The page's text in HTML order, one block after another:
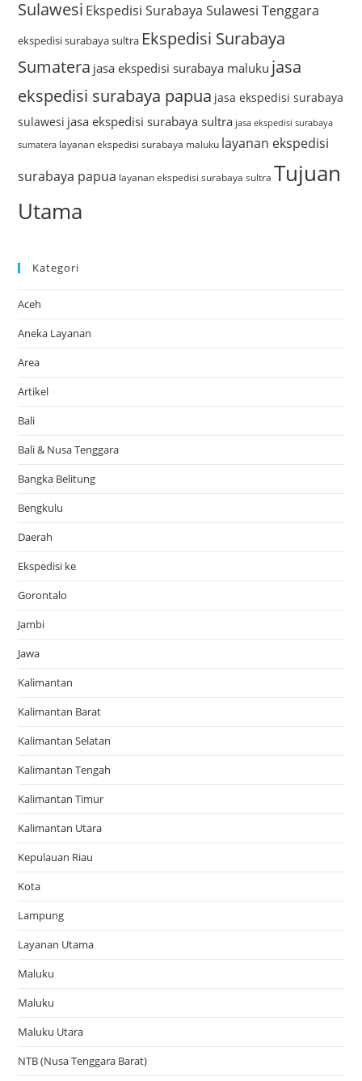
Sulawesi Ekspedisi Surabaya Sulawesi Tenggara
ekspedisi surabaya sultra Ekspedisi Surabaya
Sumatera jasa ekspedisi surabaya maluku jasa
ekspedisi surabaya papua jasa ekspedisi surabaya
sulawesi jasa ekspedisi surabaya sultra jasa ekspedisi surabaya
sumatera layanan ekspedisi surabaya maluku layanan ekspedisi
surabaya papua layanan ekspedisi surabaya sultra Tujuan
Utama
Kategori
Aceh
Aneka Layanan
Area
Artikel
Bali
Bali & Nusa Tenggara
Bangka Belitung
Bengkulu
Daerah
Ekspedisi ke
Gorontalo
Jambi
Jawa
Kalimantan
Kalimantan Barat
Kalimantan Selatan
Kalimantan Tengah
Kalimantan Timur
Kalimantan Utara
Kepulauan Riau
Kota
Lampung
Layanan Utama
Maluku
Maluku
Maluku Utara
NTB (Nusa Tenggara Barat)